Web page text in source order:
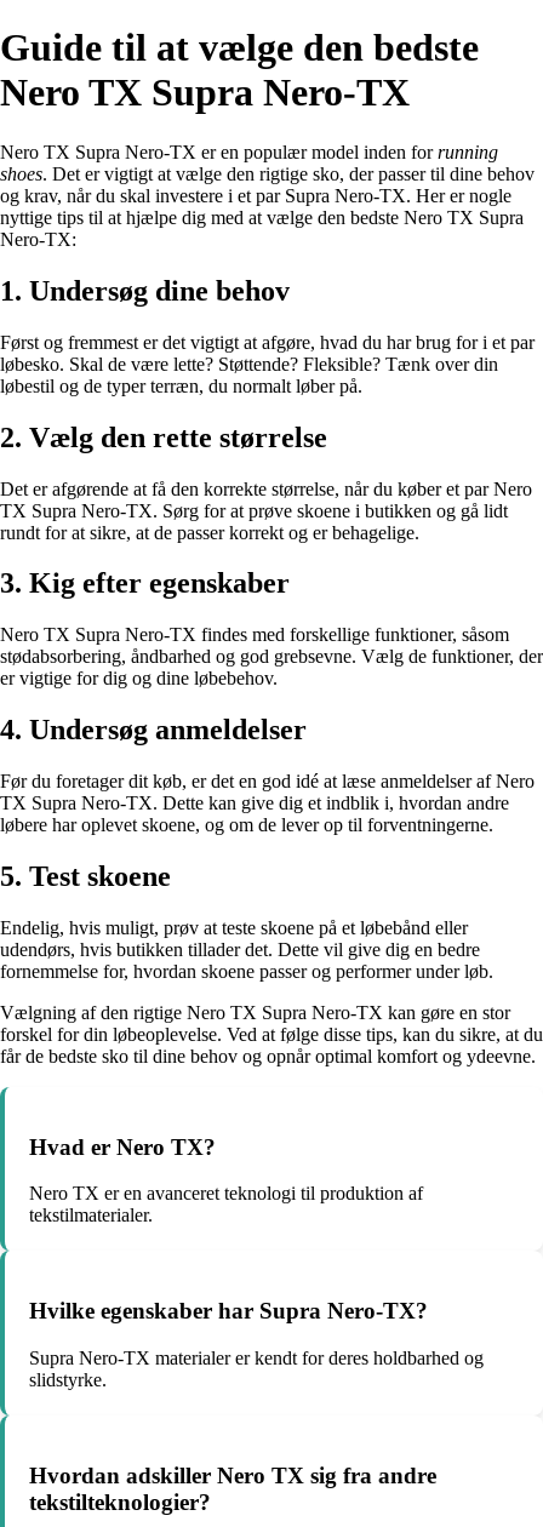
Guide til at vælge den bedste
Nero TX Supra Nero-TX
Nero TX Supra Nero-TX er en populær model inden forrunning
shoes. Det er vigtigt at vælge den rigtige sko, der passer til dine behov
og krav, når du skal investere i et par Supra Nero-TX. Her er nogle
nyttige tips til at hjælpe dig med at vælge den bedste Nero TX Supra
Nero-TX:
1. Undersøg dine behov
Først og fremmest er det vigtigt at afgøre, hvad du har brug for i et par
løbesko. Skal de være lette? Støttende? Fleksible? Tænk over din
løbestil og de typer terræn, du normalt løber på.
2. Vælg den rette størrelse
Det er afgørende at få den korrekte størrelse, når du køber et par Nero
TX Supra Nero-TX. Sørg for at prøve skoene i butikken og gå lidt
rundt for at sikre, at de passer korrekt og er behagelige.
3. Kig efter egenskaber
Nero TX Supra Nero-TX findes med forskellige funktioner, såsom
stødabsorbering, åndbarhed og god grebsevne. Vælg de funktioner, der
er vigtige for dig og dine løbebehov.
4. Undersøg anmeldelser
Før du foretager dit køb, er det en god idé at læse anmeldelser af Nero
TX Supra Nero-TX. Dette kan give dig et indblik i, hvordan andre
løbere har oplevet skoene, og om de lever op til forventningerne.
5. Test skoene
Endelig, hvis muligt, prøv at teste skoene på et løbebånd eller
udendørs, hvis butikken tillader det. Dette vil give dig en bedre
fornemmelse for, hvordan skoene passer og performer under løb.
Vælgning af den rigtige Nero TX Supra Nero-TX kan gøre en stor
forskel for din løbeoplevelse. Ved at følge disse tips, kan du sikre, at du
får de bedste sko til dine behov og opnår optimal komfort og ydeevne.
Hvad er Nero TX?
Nero TX er en avanceret teknologi til produktion af
tekstilmaterialer.
Hvilke egenskaber har Supra Nero-TX?
Supra Nero-TX materialer er kendt for deres holdbarhed og
slidstyrke.
Hvordan adskiller Nero TX sig fra andre
tekstilteknologier?